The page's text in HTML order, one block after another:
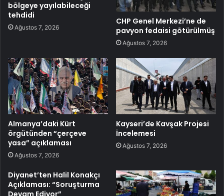
bölgeye yayılabileceği
tehdidi
Ağustos 7, 2026
CHP Genel Merkezi’ne de
pavyon fedaisi götürülmüş
Ağustos 7, 2026
Almanya’daki Kürt
örgütünden “çerçeve
yasa” açıklaması
Ağustos 7, 2026
Kayseri’de Kavşak Projesi
İncelemesi
Ağustos 7, 2026
Diyanet’ten Halil Konakçı
Açıklaması: “Soruşturma